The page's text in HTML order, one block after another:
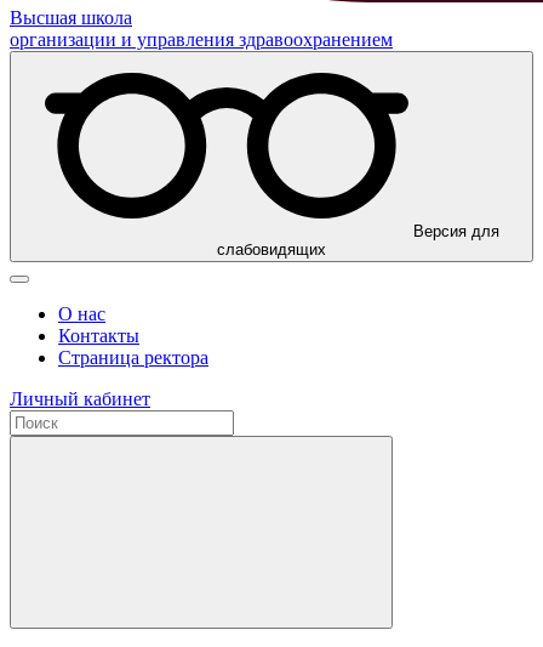
Высшая школа
организации и управления здравоохранением
Версия для
слабовидящих
О нас
Контакты
Страница ректора
Личный кабинет